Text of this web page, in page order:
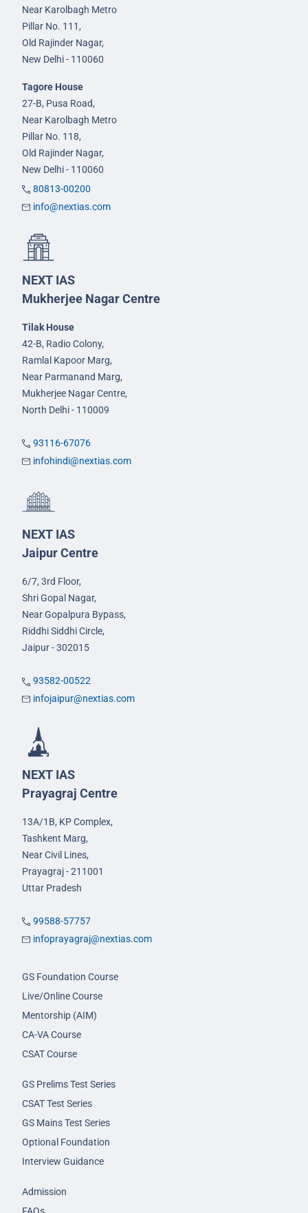
Near Karolbagh Metro
Pillar No. 111,
Old Rajinder Nagar,
New Delhi - 110060
Tagore House
27-B, Pusa Road,
Near Karolbagh Metro
Pillar No. 118,
Old Rajinder Nagar,
New Delhi - 110060
80813-00200
info@nextias.com
NEXT IAS
Mukherjee Nagar Centre
Tilak House
42-B, Radio Colony,
Ramlal Kapoor Marg,
Near Parmanand Marg,
Mukherjee Nagar Centre,
North Delhi - 110009
93116-67076
infohindi@nextias.com
NEXT IAS
Jaipur Centre
6/7, 3rd Floor,
Shri Gopal Nagar,
Near Gopalpura Bypass,
Riddhi Siddhi Circle,
Jaipur - 302015
93582-00522
infojaipur@nextias.com
NEXT IAS
Prayagraj Centre
13A/1B, KP Complex,
Tashkent Marg,
Near Civil Lines,
Prayagraj - 211001
Uttar Pradesh
99588-57757
infoprayagraj@nextias.com
GS Foundation Course
Live/Online Course
Mentorship (AIM)
CA-VA Course
CSAT Course
GS Prelims Test Series
CSAT Test Series
GS Mains Test Series
Optional Foundation
Interview Guidance
Admission